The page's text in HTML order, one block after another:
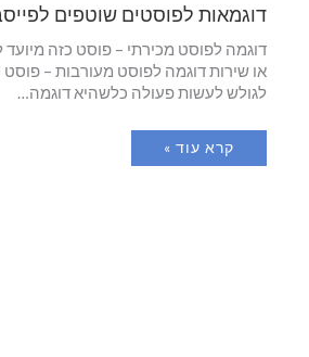
דוגמאות לפוסטים שוטפים
דוגמה לפוסט מכירתי – פוסט כזה מיועד
או שירות דוגמה לפוסט מעורבות – פוסט
לגולש לעשות פעולה כלשהיא דוגמה…
קרא עוד »